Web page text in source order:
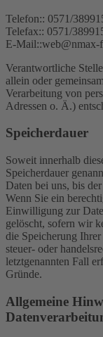
Telefon:: 0571/
Telefax:: 0571/
E-Mail::web@nmax-
Verantwortliche
allein oder
Verarbeitung von
Adressen o. Ä.)
Speicherdauer
Soweit innerhalb
Speicherdauer
Daten bei uns, bis
Wenn Sie ein
Einwilligung zur
gelöscht, sofern wir
die Speicherung
steuer- oder
letztgenannten Fall
Gründe.
Allgemeine